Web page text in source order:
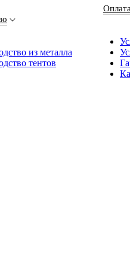
из металла
тентов